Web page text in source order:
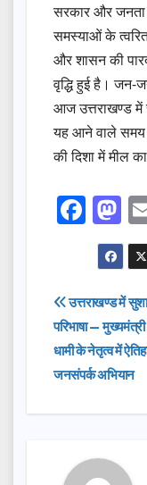
सरकार और जनता
समस्याओं के
और शासन की
वृद्धि हुई है। जन-
आज उत्तराखण्ड
यह आने वाले समय
की दिशा में मील
F
a
c
e
b
o
o
k
M
a
st
o
d
o
n
Post
उत्तराखण्ड में
परिभाषा —
धामी के नेतृत्व में
जनसंपर्क अभियान